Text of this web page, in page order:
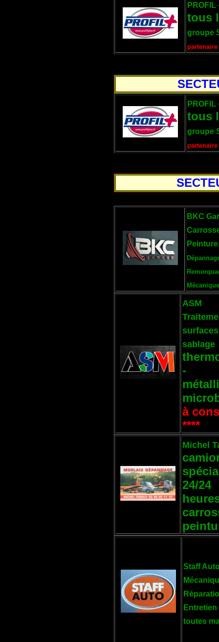
PROFIL
tous
groupe
PROFIL
tous
groupe
BKC
ASM
surfaces
sablage
-
à
****
Michel
24/24
Staff
Entretien
toutes